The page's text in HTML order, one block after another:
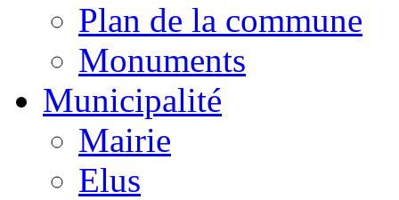
Plan de la commune
Monuments
Municipalité
Mairie
Elus